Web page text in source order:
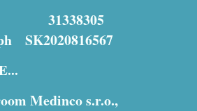
31338305
SK2020816567
Medinco s.r.o.,